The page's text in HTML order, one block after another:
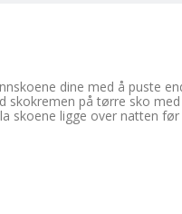
dine med å puste
skokremen på tørre sko
skoene ligge over natten